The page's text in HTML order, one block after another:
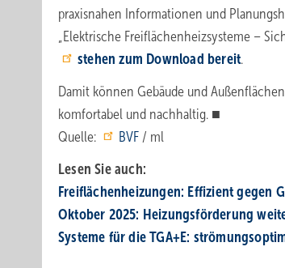
praxisnahen Informationen und
„Elektrische Freiflächenheizsysteme –
stehen zum Download bereit.
Damit können Gebäude und
komfortabel und nachhaltig. ■
Quelle:
BVF / ml
Lesen Sie auch:
Freiflächenheizungen: Effizient gegen
Oktober 2025: Heizungsförderung
Systeme für die TGA+E: